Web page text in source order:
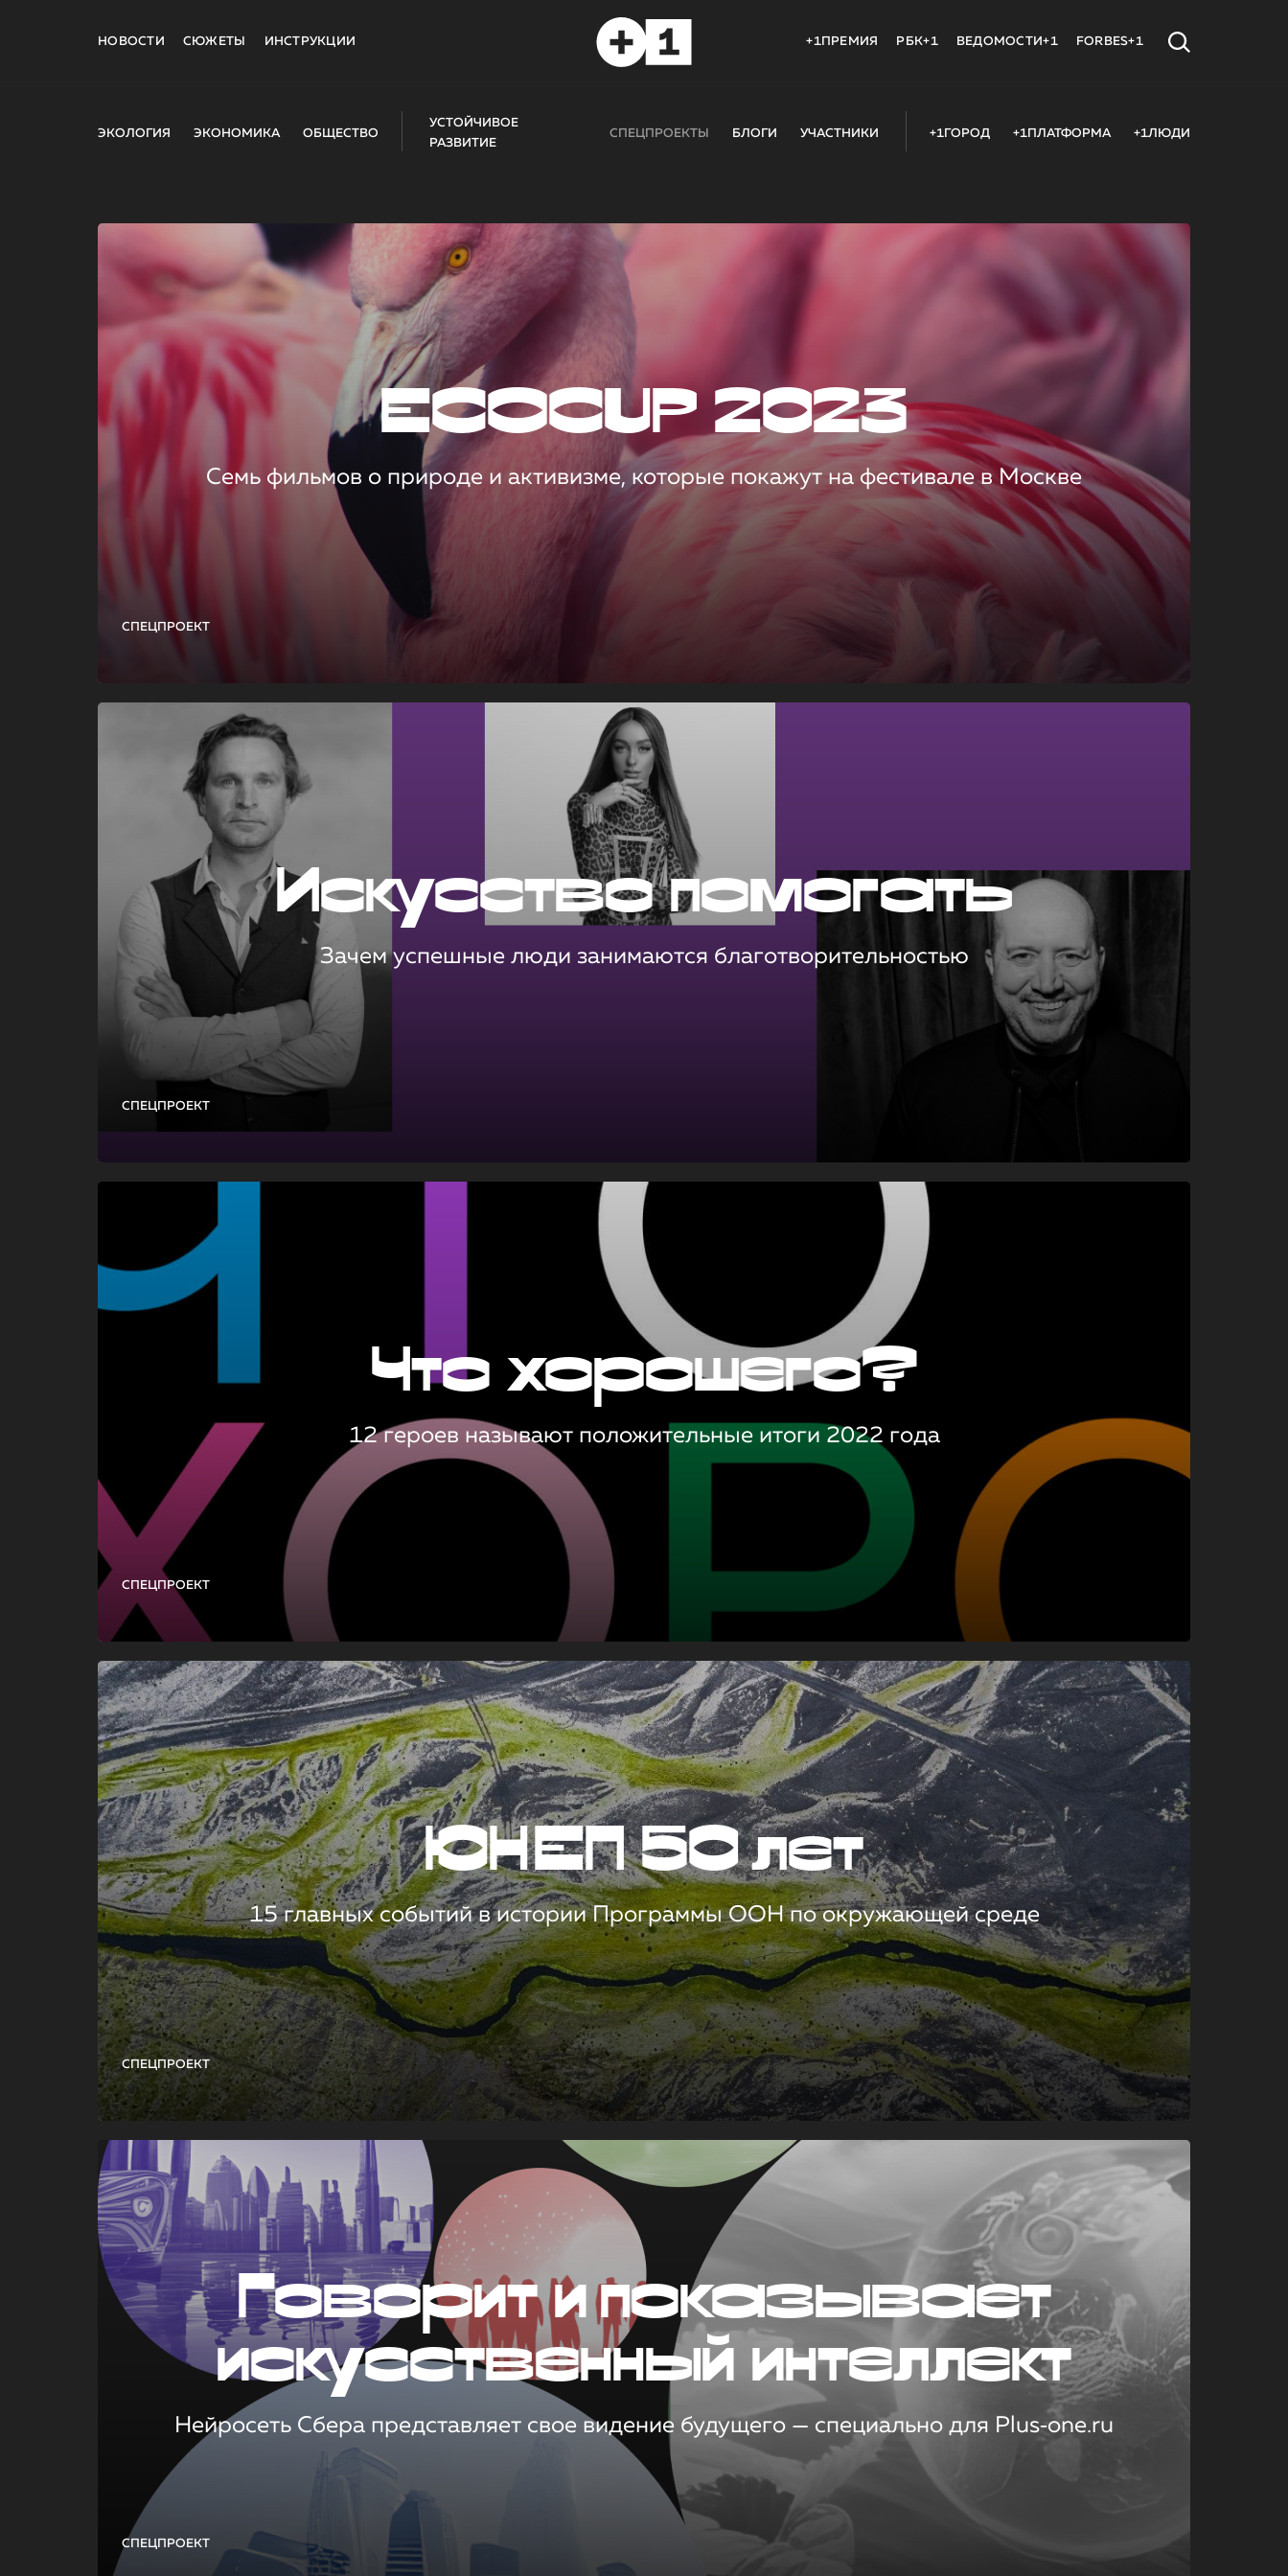
НОВОСТИ СЮЖЕТЫ ИНСТРУКЦИИ +1ПРЕМИЯ РБК+1 ВЕДОМОСТИ+1 FORBES+1
ЭКОЛОГИЯ ЭКОНОМИКА ОБЩЕСТВО
УСТОЙЧИВОЕ
РАЗВИТИЕ
СПЕЦПРОЕКТЫ БЛОГИ УЧАСТНИКИ +1ГОРОД +1ПЛАТФОРМА +1ЛЮДИ
СПЕЦПРОЕКТ
ECOCUP 2023
Семь фильмов о природе и активизме, которые покажут на фестивале в Москве
СПЕЦПРОЕКТ
Искусство помогать
Зачем успешные люди занимаются благотворительностью
СПЕЦПРОЕКТ
Что хорошего?
12 героев называют положительные итоги 2022 года
СПЕЦПРОЕКТ
ЮНЕП 50 лет
15 главных событий в истории Программы ООН по окружающей среде
СПЕЦПРОЕКТ
Говорит и показывает
искусственный интеллект
Нейросеть Сбера представляет свое видение будущего — специально для Plus‑one.ru